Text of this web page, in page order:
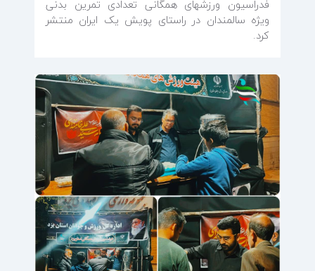
فدراسیون ورزشهای همگانی تعدادی تمرین بدنی
ویژه سالمندان در راستای پویش یک ایران منتشر
کرد.